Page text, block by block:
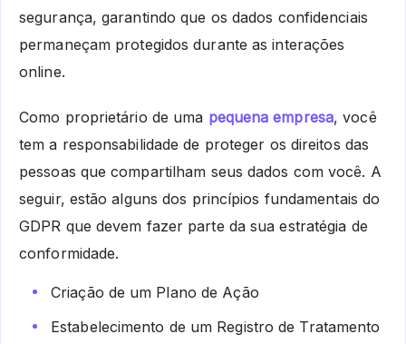
segurança, garantindo que os dados confidenciais
permaneçam protegidos durante as interações
online.
Como proprietário de uma pequena empresa, você
tem a responsabilidade de proteger os direitos das
pessoas que compartilham seus dados com você. A
seguir, estão alguns dos princípios fundamentais do
GDPR que devem fazer parte da sua estratégia de
conformidade.
Criação de um Plano de Ação
Estabelecimento de um Registro de Tratamento